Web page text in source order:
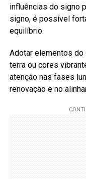
influências do signo
signo, é possível
equilíbrio.
Adotar elementos
terra ou cores
atenção nas fases
renovação e no